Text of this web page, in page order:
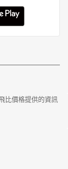
比價格提供的資訊